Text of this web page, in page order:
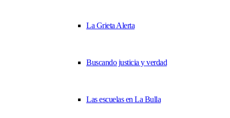
La Grieta Alerta
Buscando justicia y verdad
Las escuelas en La Bulla